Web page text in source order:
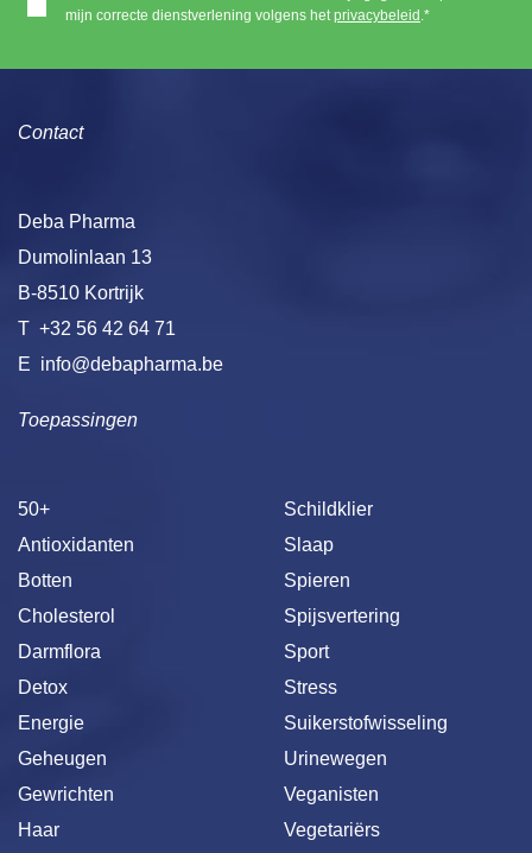
mijn correcte dienstverlening volgens het privacybeleid .*
Toepassingen
50+
Antioxidanten
Botten
Cholesterol
Darmflora
Detox
Energie
Geheugen
Gewrichten
Haar
Schildklier
Slaap
Spieren
Spijsvertering
Sport
Stress
Suikerstofwisseling
Urinewegen
Veganisten
Vegetariërs
Contact
Deba Pharma
Dumolinlaan 13
B-8510 Kortrijk
T +32 56 42 64 71
E info@debapharma.be